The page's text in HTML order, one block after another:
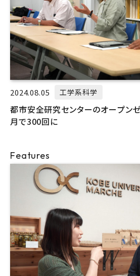
2024.08.05 工学系科学
都市安全研究センターのオープ
月で300回に
Features